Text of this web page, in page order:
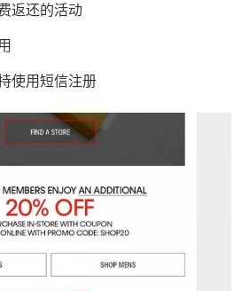
还的活动
用短信注册